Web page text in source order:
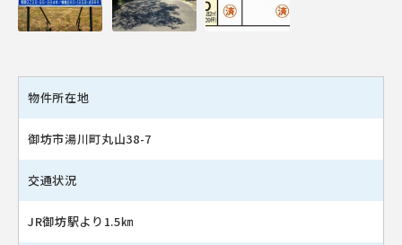
物件所在地
御坊市湯川町丸山38-7
交通状況
JR御坊駅より1.5㎞